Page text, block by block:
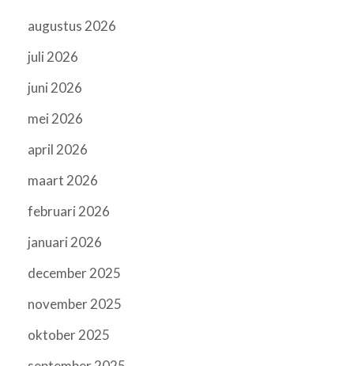
augustus 2026
juli 2026
juni 2026
mei 2026
april 2026
maart 2026
februari 2026
januari 2026
december 2025
november 2025
oktober 2025